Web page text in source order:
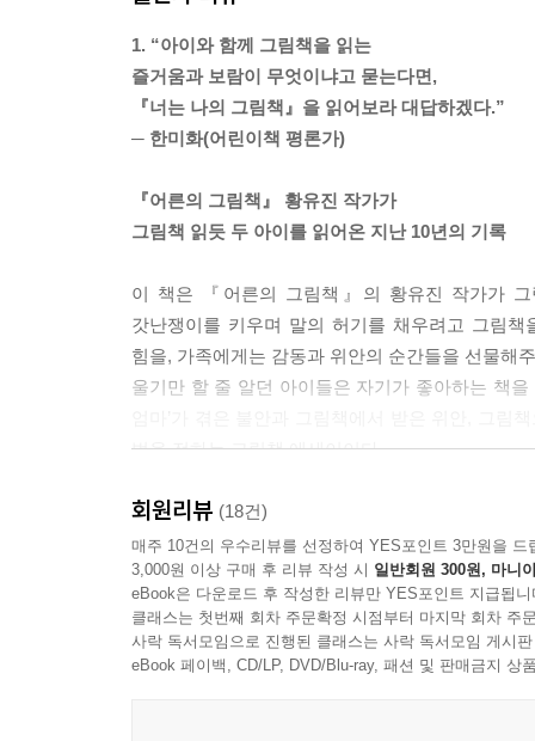
1. “아이와 함께 그림책을 읽는
즐거움과 보람이 무엇이냐고 묻는다면,
『너는 나의 그림책』을 읽어보라 대답하겠다.”
─ 한미화(어린이책 평론가)
『어른의 그림책』 황유진 작가가
그림책 읽듯 두 아이를 읽어온 지난 10년의 기록
이 책은 『어른의 그림책』의 황유진 작가가
갓난쟁이를 키우며 말의 허기를 채우려고 그림
힘을, 가족에게는 감동과 위안의 순간들을 선물해
울기만 할 줄 알던 아이들은 자기가 좋아하는 책
법을 전하는 그림책 에세이이다.
놀자” 하며 떼쓰는 아이를 떼어내고 뭉개진 마음
읽어달라고 했다. 서너 살 무렵 첫째가 계속 이
위해서였을 것이다. 여덟 살 첫째가 ‘읽기 독립’을
쫓아가느라 바빴던 둘째가 비어 있는 유아 시절
그림책 80여 종과 짝이 되어 콧등이 시큰한 성장
그림책 읽는 시간은 부모가 일방적으로 이야기
회원리뷰 (18건)
매주 10건의 우수리뷰를 선정하여 YES포인트 3만원을 드
3,000원 이상 구매 후 리뷰 작성 시 일반회원 300원, 마니
eBook은 다운로드 후 작성한 리뷰만 YES포인트 지급됩니
클래스는 첫번째 회차 주문확정 시점부터 마지막 회차 주
사락 독서모임으로 진행된 클래스는 사락 독서모임 게시
eBook 페이백, CD/LP, DVD/Blu-ray, 패션 및 판매금지 상